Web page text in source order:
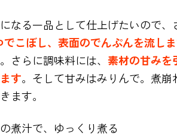
なる一品として仕上げたいので
こぼし、表面のでんぷんを流し
さらに調味料には、 素材の甘みを
す。そして甘みはみりんで。煮
ます。
煮汁で、ゆっくり煮る